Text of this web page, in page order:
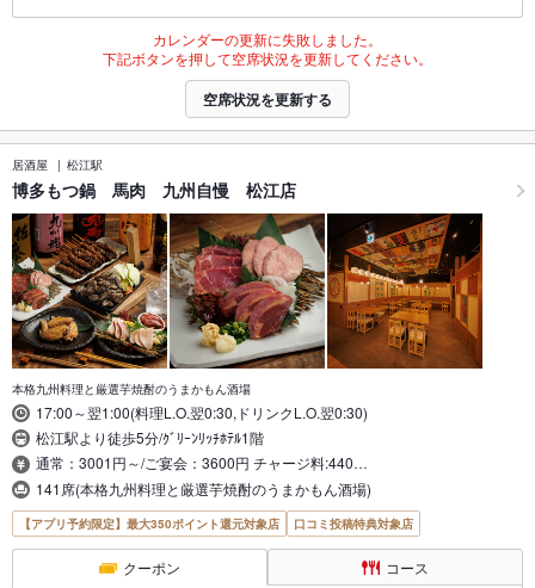
カレンダーの更新に失敗しました。
下記ボタンを押して空席状況を更新してください。
空席状況を更新する
居酒屋 松江駅
博多もつ鍋 馬肉 九州自慢 松江店
本格九州料理と厳選芋焼酎のうまかもん酒場
17:00～翌1:00(料理L.O.翌0:30,ドリンクL.O.翌0:30)
松江駅より徒歩5分/ｸﾞﾘｰﾝﾘｯﾁﾎﾃﾙ1階
通常：3001円～/ご宴会：3600円 チャージ料:440…
141席(本格九州料理と厳選芋焼酎のうまかもん酒場)
【アプリ予約限定】最大350ポイント還元対象店 口コミ投稿特典対象店
クーポン コース